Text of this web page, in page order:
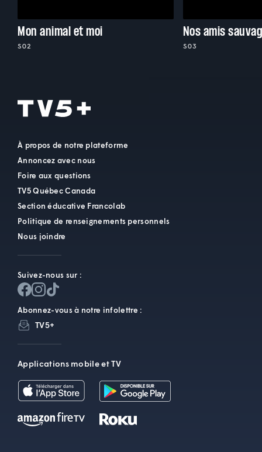
Mon animal et moi
S02
Nos amis
S03
À propos de notre plateforme
Annoncez avec nous
Foire aux questions
TV5 Québec Canada
Section éducative Francolab
Politique de renseignements personnels
Nous joindre
Suivez-nous sur :
Abonnez-vous à notre infolettre :
TV5+
Applications mobile et TV